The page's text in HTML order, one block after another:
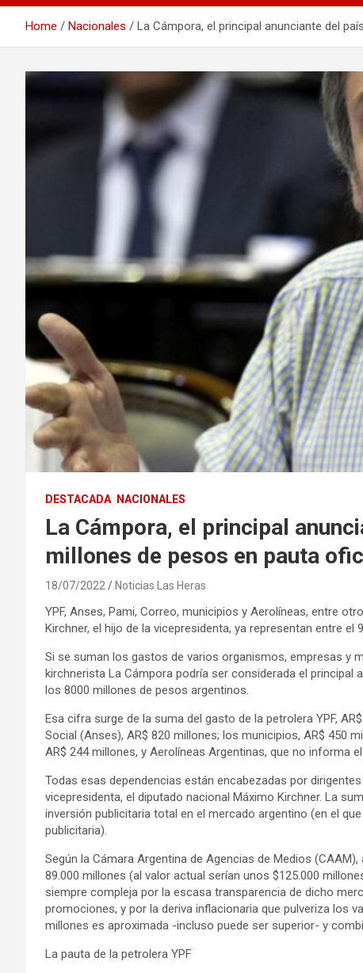
Home Nacionales La Cámpora, el principal anunciante del
DESTACADA NACIONALES
La Cámpora, el principal
millones de pesos en pauta
18/07/2022 Noticias Las Heras
YPF, Anses, Pami, Correo, municipios y Aerolíneas, entre
Kirchner, el hijo de la vicepresidenta, ya representan entre
Si se suman los gastos de varios organismos, empresas y
kirchnerista La Cámpora podría ser considerada el
los 8000 millones de pesos argentinos.
Esa cifra surge de la suma del gasto de la petrolera YPF,
Social (Anses), AR$ 820 millones; los municipios, AR$ 450
AR$ 244 millones, y Aerolíneas Argentinas, que no informa
Todas esas dependencias están encabezadas por
vicepresidenta, el diputado nacional Máximo Kirchner. La
inversión publicitaria total en el mercado argentino (en el
publicitaria).
Según la Cámara Argentina de Agencias de Medios
89.000 millones (al valor actual serían unos $125.000
siempre compleja por la escasa transparencia de dicho
promociones, y por la deriva inflacionaria que pulveriza los
millones es aproximada -incluso puede ser superior- y
La pauta de la petrolera YPF